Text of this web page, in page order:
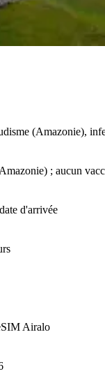
(Amazonie),
; aucun
d'arrivée
Airalo